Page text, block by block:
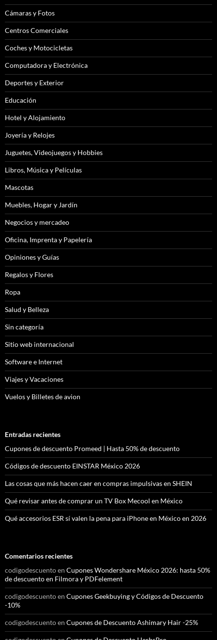
Cámaras y Fotos
Centros Comerciales
Coches y Motocicletas
Computadora y Electrónica
Deportes y Exterior
Educación
Hotel y Alojamiento
Joyería y Relojes
Juguetes, Videojuegos y Hobbies
Libros, Música y Películas
Mascotas
Muebles, Hogar y Jardín
Negocios y mercadeo
Oficina, Imprenta y Papelería
Opiniones y Guías
Regalos y Flores
Ropa
Salud y Belleza
Sin categoría
Sitio web internacional
Software e Internet
Viajes y Vacaciones
Vuelos y Billetes de avion
Entradas recientes
Cupones de descuento Promeed | Hasta 50% de descuento
Códigos de descuento EINSTAR México 2026
Las cosas que más hacen caer en compras impulsivas en SHEIN
Qué revisar antes de comprar un TV Box Mecool en México
Qué accesorios ESR sí valen la pena para iPhone en México en 2026
Comentarios recientes
codigodescuentoen Cupones Wondershare México 2026: hasta 50%
de descuento en Filmora y PDFelement
codigodescuentoen Cupones Geekbuying y Códigos de Descuento
-10%
codigodescuentoen Cupones de Descuento Ashimary Hair -25%